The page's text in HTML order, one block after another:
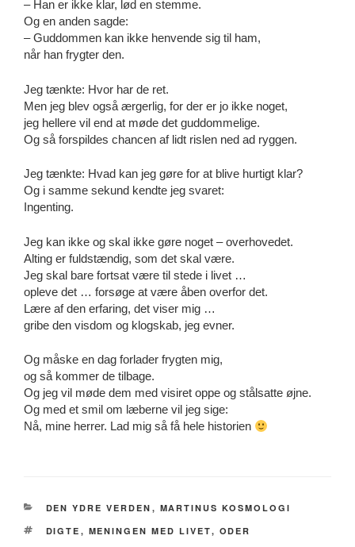
– Han er ikke klar, lød en stemme.
Og en anden sagde:
– Guddommen kan ikke henvende sig til ham,
når han frygter den.
Jeg tænkte: Hvor har de ret.
Men jeg blev også ærgerlig, for der er jo ikke noget,
jeg hellere vil end at møde det guddommelige.
Og så forspildes chancen af lidt rislen ned ad ryggen.
Jeg tænkte: Hvad kan jeg gøre for at blive hurtigt klar?
Og i samme sekund kendte jeg svaret:
Ingenting.
Jeg kan ikke og skal ikke gøre noget – overhovedet.
Alting er fuldstændig, som det skal være.
Jeg skal bare fortsat være til stede i livet …
opleve det … forsøge at være åben overfor det.
Lære af den erfaring, det viser mig …
gribe den visdom og klogskab, jeg evner.
Og måske en dag forlader frygten mig,
og så kommer de tilbage.
Og jeg vil møde dem med visiret oppe og stålsatte øjne.
Og med et smil om læberne vil jeg sige:
Nå, mine herrer. Lad mig så få hele historien
CATEGORIES
DEN YDRE VERDEN , MARTINUS KOSMOLOGI
TAGS
DIGTE , MENINGEN MED LIVET, ODER